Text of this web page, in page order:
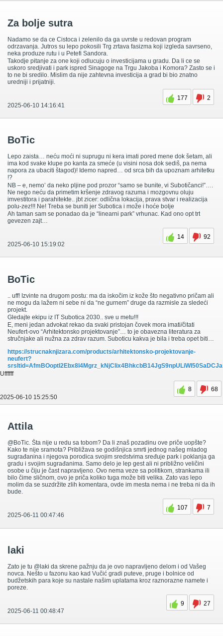
Za bolje sutra
Nadamo se da ce Cistoca i zelenilo da ga uvrste u redovan program
odrzavanja. Jutros su lepo pokosili Trg zrtava fasizma koji izgleda savrseno,
neka produze rutu i u Petefi Sandora.
Takodje pitanje za one koji odlucuju o investicijama u gradu. Da li ce se
uskoro sredjivati i park ispred Sinagoge na Trgu Jakoba i Komora? Zasto se i
to ne bi sredilo. Mislim da nije zahtevna investicija a grad bi bio znatno
uredniji i prijatniji.
177
2
2025-06-10 14:16:41
BoTic
Lepo zaista… neću moći ni suprugu ni kera imati pored mene dok šetam, ali
ima kod svake klupe po kanta za smeće (u visini nosa dok sediš, pa nema
napora za ubaciti štagod)! Idemo napred… od srca bih da upoznam arhitetku
!?
NB – e, nemo’ da neko pljine pod prozor “samo se bunite, vi Subotičanci!”….
Ne nego neću da primetim kršenje zdravog razuma i mozgovnu oluju
imvestitora i parahitekte.. jbt zicer: odlična lokacija, prava stvar i realizacija
polu-zez!!! Ne! Treba se buniti jer Subotica i može i hoće bolje
Ah taman sam se ponadao da je “linearni park” vrhunac. Kad ono opt trt
gevezen zajt…
14
92
2025-06-10 15:19:02
BoTic
.. uff! Izvinte na drugom postu: ma da iskočim iz kože što negativno pričam ali
ne mogu da lažem ni sebe ni da “ne gurnem” druge da razmisle za sledeći
projekt.
Gledajte ekipu iz IT Subotica 2030.. sve u metu!!!
E, meni jedan advokat rekao da svaki pristojan čovek mora imati/čitati
Neufert-ovo “Arhitektonsko projektovanje”… to je obavezna literatura za
stručnjake ali nužna za zdrav razum. Suboticu kakva je bila i treba opet biti…
https://strucnaknjizara.com/products/arhitektonsko-projektovanje-
neufert?
srsltid=AfmBOoptI2Ebx8l4Mgrz_kNjClix4BhkcbB14JgS9npULiWI50SaDCJa
Uffffff
8
68
2025-06-10 15:25:50
Attila
@BoTic. Šta nije u redu sa tobom? Da li znaš pozadinu ove priče uopšte?
Kako te nije sramota? Približava se godišnjica smrti jednog našeg mladog
sugrađanina i njegova porodica svojim sredstvima sređuje park i poklanja ga
gradu i svojim sugrađanima. Samo delo je lep gest ali ni približno veličini
osobe u čiju je čast napravljeno. Ovo nema veze sa politikom, strankama ili
bilo čime sličnom, ovo je priča koliko tuga može biti velika. Zato vas lepo
molim da se suzdržite zlih komentara, ovde im mesta nema i ne treba ni da ih
bude.
107
7
2025-06-11 00:47:46
laki
Zato je tu @laki da skrene pažnju da je ovo napravljeno delom i od Vašeg
novca. Nešto u fazonu kao kad Vučić gradi puteve, pruge i bolnice od
budžetskih para koje su nastale našim uplatama kroz raznorazne namete i
poreze.
9
27
2025-06-11 00:48:47